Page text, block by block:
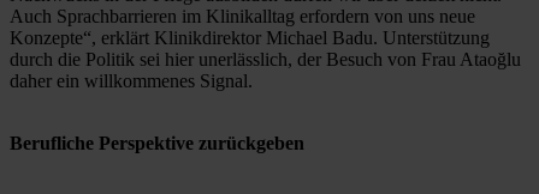
Auch Sprachbarrieren im Klinikalltag erfordern von uns neue
Konzepte“, erklärt Klinikdirektor Michael Badu. Unterstützung
durch die Politik sei hier unerlässlich, der Besuch von Frau Ataoğlu
daher ein willkommenes Signal.
Berufliche Perspektive zurückgeben